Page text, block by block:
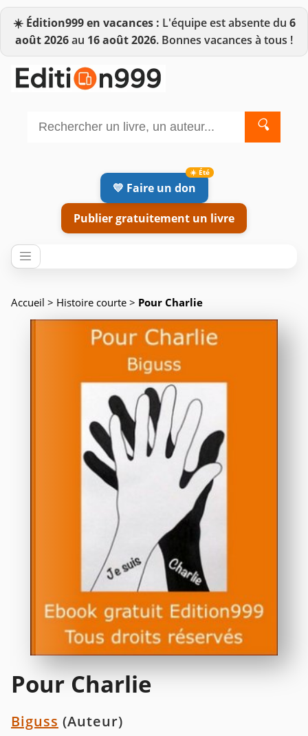
☀️ Édition999 en vacances : L'équipe est absente du 6
août 2026au 16 août 2026. Bonnes vacances à tous !
🔍
💛 Faire un don
Publier gratuitement un livre
Accueil > Histoire courte > Pour Charlie
Pour Charlie
Biguss (Auteur)